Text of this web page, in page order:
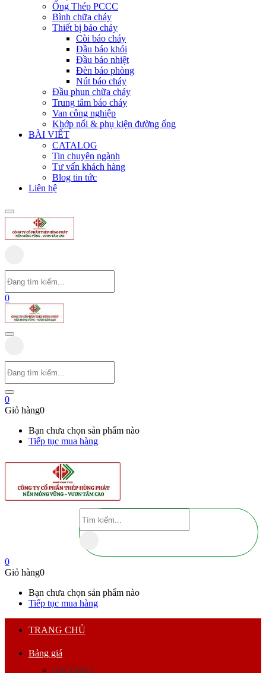
Ống Thép PCCC
Bình chữa cháy
Thiết bị báo cháy
Còi báo cháy
Đầu báo khói
Đầu báo nhiệt
Đèn báo phòng
Nút báo cháy
Đầu phun chữa cháy
Trung tâm báo cháy
Van công nghiệp
Khớp nối & phụ kiện đường ống
BÀI VIẾT
CATALOG
Tin chuyên ngành
Tư vấn khách hàng
Blog tin tức
Liên hệ
0
0
Giỏ hàng0
Bạn chưa chọn sản phẩm nào
Tiếp tục mua hàng
0
Giỏ hàng0
Bạn chưa chọn sản phẩm nào
Tiếp tục mua hàng
TRANG CHỦ
Bảng giá
Giá Thép I